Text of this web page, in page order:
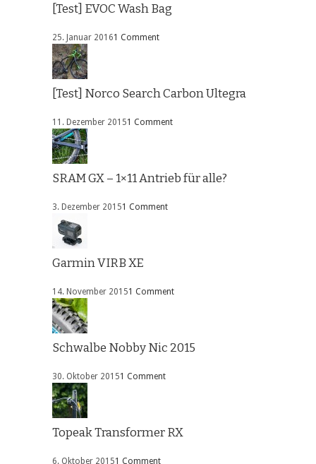
[Test] EVOC Wash Bag
25. Januar 20161 Comment
[Test] Norco Search Carbon Ultegra
11. Dezember 20151 Comment
SRAM GX – 1×11 Antrieb für alle?
3. Dezember 20151 Comment
Garmin VIRB XE
14. November 20151 Comment
Schwalbe Nobby Nic 2015
30. Oktober 20151 Comment
Topeak Transformer RX
6. Oktober 20151 Comment